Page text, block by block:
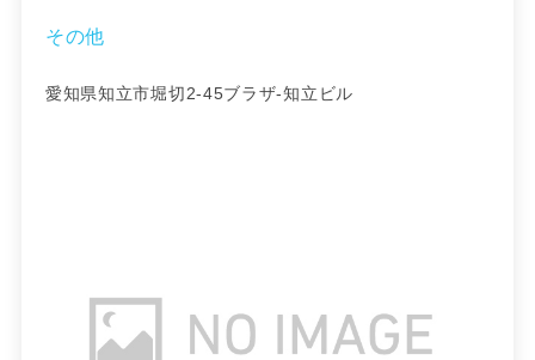
その他
愛知県知立市堀切2-45ブラザ-知立ビル